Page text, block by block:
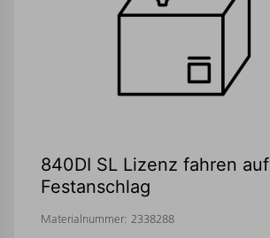
840DI SL Lizenz fahren auf
Festanschlag
Materialnummer: 2338288